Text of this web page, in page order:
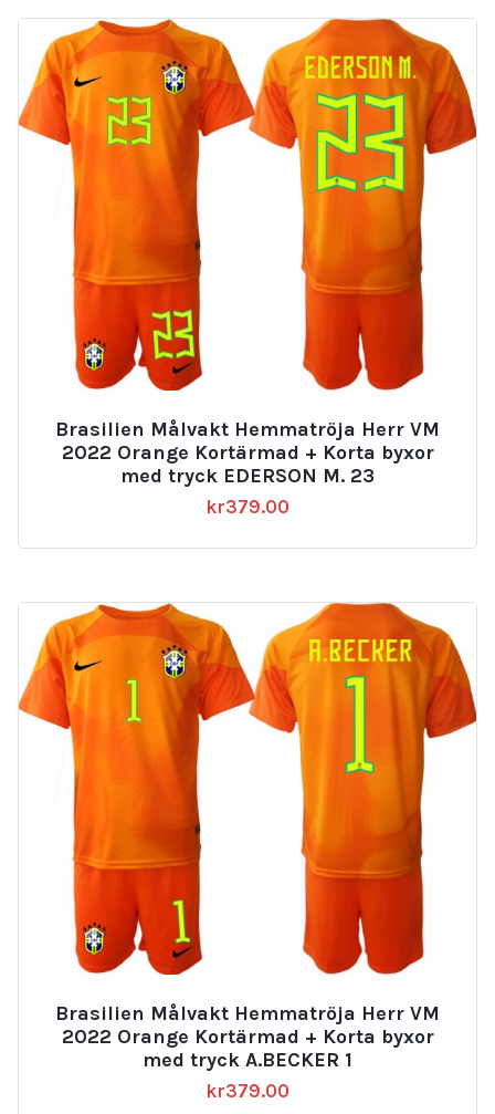
Brasilien Målvakt Hemmatröja Herr VM
2022 Orange Kortärmad + Korta byxor
med tryck EDERSON M. 23
kr379.00
Brasilien Målvakt Hemmatröja Herr VM
2022 Orange Kortärmad + Korta byxor
med tryck A.BECKER 1
kr379.00